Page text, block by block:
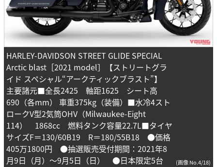
HARLEY-DAVIDSON STREET GLIDE SPECIAL
Arctic blast［2021 model］【ストリートグラ
イド スペシャル“アークティックブラスト”】
主要諸元■全長2425 軸距1625 シート高
690（各mm） 車重375kg（装備）■水冷4スト
ロークV型2気筒OHV（Milwaukee-Eight
114） 1868cc 燃料タンク容量22.7L■タイヤ
サイズF＝130/60B19 R＝180/55B18 ●価格
405万1800円 ●抽選販売受付期間：2021年8
月9日（月）～9月5日（日） ●日本限定5台
(画像 No.4/18)